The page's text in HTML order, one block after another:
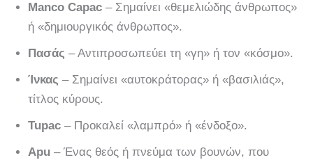
Manco Capac – Σημαίνει «θεμελιώδης άνθρωπος»
ή «δημιουργικός άνθρωπος».
Πασάς – Αντιπροσωπεύει τη «γη» ή τον «κόσμο».
Ίνκας – Σημαίνει «αυτοκράτορας» ή «βασιλιάς»,
τίτλος κύρους.
Tupac – Προκαλεί «λαμπρό» ή «ένδοξο».
Apu – Ένας θεός ή πνεύμα των βουνών, που